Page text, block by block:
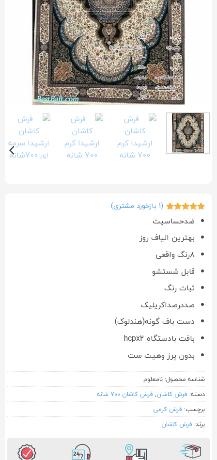
امتیازدهی1
مشتری
(
1 بازخورد مشتری)
ضدحساسیت
بهترین الیاف روز
۸رنگ واقعی
قابل شستشو
ثبات رنگ
صددرصداکریلیک
دست باف گونه(هندلوک)
بافت بادستگاه hcpx2
بدون پرز وهیت ست
شناسه محصول: نامعلوم
دسته: فرش کاشان, فرش کاشان 700 شانه
برچسب: فرش کرمی
برند: فرش کاشان